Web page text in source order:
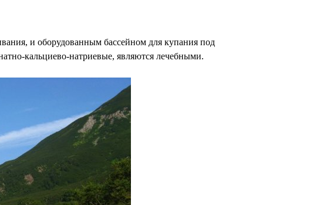
и оборудованным бассейном для купания под
кальциево-натриевые, являются лечебными.